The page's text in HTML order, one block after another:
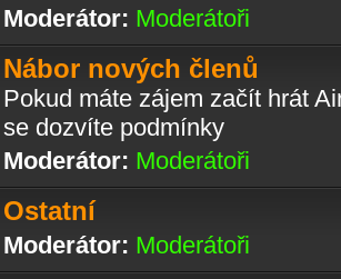
Moderátor: Moderátoři
Nábor nových členů
Pokud máte zájem začít hrát
se dozvíte podmínky
Moderátor: Moderátoři
Ostatní
Moderátor: Moderátoři